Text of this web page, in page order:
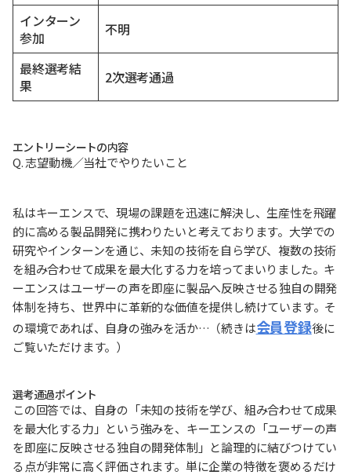
インターン
参加
不明
最終選考結
果
2次選考通過
エントリーシートの内容
Q. 志望動機／当社でやりたいこと
私はキーエンスで、現場の課題を迅速に解決し、生産性を飛躍
的に高める製品開発に携わりたいと考えております。大学での
研究やインターンを通じ、未知の技術を自ら学び、複数の技術
を組み合わせて成果を最大化する力を培ってまいりました。キ
ーエンスはユーザーの声を即座に製品へ反映させる独自の開発
体制を持ち、世界中に革新的な価値を提供し続けています。そ
の環境であれば、自身の強みを活か…（続きは会員登録後に
ご覧いただけます。）
選考通過ポイント
この回答では、自身の「未知の技術を学び、組み合わせて成果
を最大化する力」という強みを、キーエンスの「ユーザーの声
を即座に反映させる独自の開発体制」と論理的に結びつけてい
る点が非常に高く評価されます。単に企業の特徴を褒めるだけ